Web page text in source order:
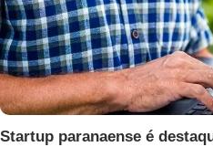
Startup paranaense é